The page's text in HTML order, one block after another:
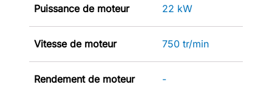
Puissance de moteur 22 kW
Vitesse de moteur 750 tr/min
Rendement de moteur -